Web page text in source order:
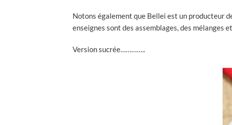
Notons également que Bellei est un producteur
enseignes sont des assemblages, des
Version sucrée…………..